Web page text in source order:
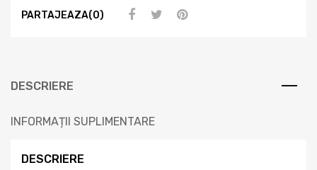
PARTAJEAZA(0)
DESCRIERE
INFORMAȚII SUPLIMENTARE
DESCRIERE